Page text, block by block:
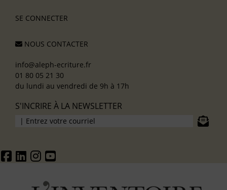
SE CONNECTER
NOUS CONTACTER
info@aleph-ecriture.fr
01 80 05 21 30
du lundi au vendredi de 9h à 17h
S'INCRIRE À LA NEWSLETTER